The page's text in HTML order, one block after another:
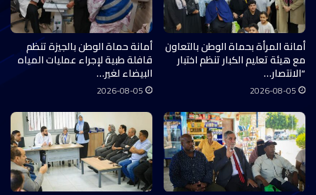
أمانة المرأة بحماة الوطن بالتعاون
مع هيئة تعليم الكبار تنظم اختبار
“الانتصار…
2026-08-05
أمانة حماة الوطن بالجيزة تنظم
قافلة طبية لإجراء عمليات المياه
البيضاء لغير…
2026-08-05